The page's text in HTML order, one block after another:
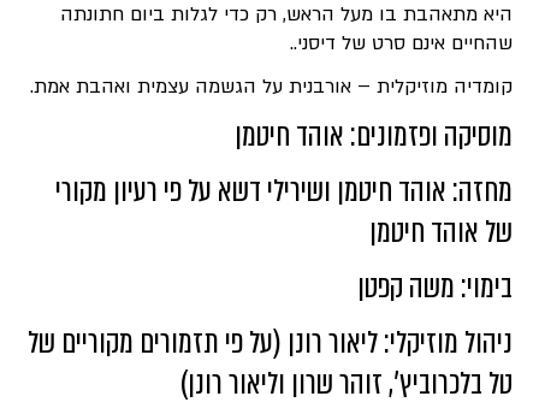
היא מתאהבת בו מעל הראש, רק כדי לגלות ביום חתונתה
שהחיים אינם סרט של דיסני..
קומדיה מוזיקלית – אורבנית על הגשמה עצמית ואהבת אמת.
מוסיקה ופזמונים: אוהד חיטמן
מחזה: אוהד חיטמן ושירילי דשא על פי רעיון מקורי
של אוהד חיטמן
בימוי: משה קפטן
ניהול מוזיקלי: ליאור רונן (על פי תזמורים מקוריים של
טל בלכרוביץ’, זוהר שרון וליאור רונן)